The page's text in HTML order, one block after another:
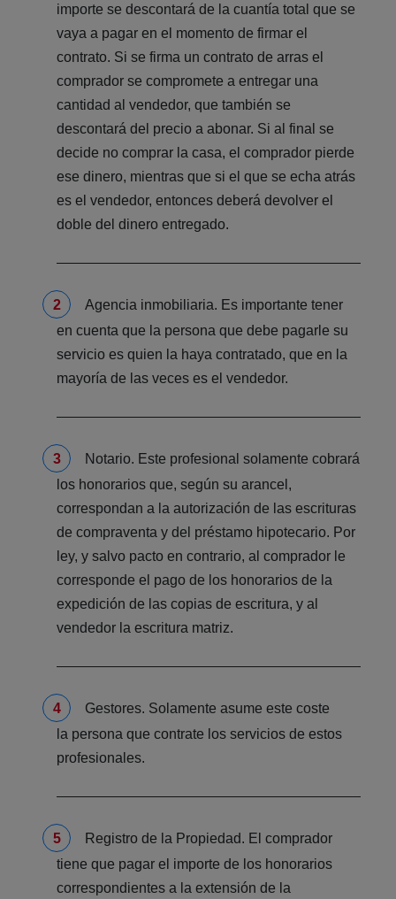
importe se descontará de la cuantía total que se
vaya a pagar en el momento de firmar el
contrato. Si se firma un contrato de arras el
comprador se compromete a entregar una
cantidad al vendedor, que también se
descontará del precio a abonar. Si al final se
decide no comprar la casa, el comprador pierde
ese dinero, mientras que si el que se echa atrás
es el vendedor, entonces deberá devolver el
doble del dinero entregado.
Agencia inmobiliaria. Es importante tener
en cuenta que la persona que debe pagarle su
servicio es quien la haya contratado, que en la
mayoría de las veces es el vendedor.
Notario. Este profesional solamente cobrará
los honorarios que, según su arancel,
correspondan a la autorización de las escrituras
de compraventa y del préstamo hipotecario. Por
ley, y salvo pacto en contrario, al comprador le
corresponde el pago de los honorarios de la
expedición de las copias de escritura, y al
vendedor la escritura matriz.
Gestores. Solamente asume este coste
la persona que contrate los servicios de estos
profesionales.
Registro de la Propiedad. El comprador
tiene que pagar el importe de los honorarios
correspondientes a la extensión de la